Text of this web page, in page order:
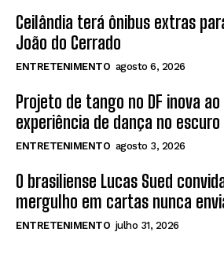
Ceilândia terá ônibus extras
João do Cerrado
ENTRETENIMENTO agosto 6, 2026
Projeto de tango no DF inova
experiência de dança no escuro
ENTRETENIMENTO agosto 3, 2026
O brasiliense Lucas Sued
mergulho em cartas nunca
ENTRETENIMENTO julho 31, 2026